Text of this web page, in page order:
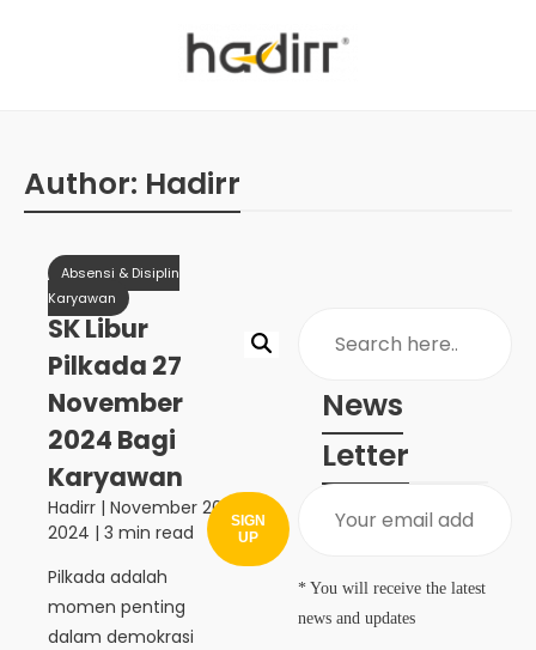
Author: Hadirr
Absensi & Disiplin
Karyawan
SK Libur
Pilkada 27
November
2024 Bagi
Karyawan
Hadirr | November 20,
2024 | 3 min read
Pilkada adalah
momen penting
dalam demokrasi
News
Letter
SIGN
UP
* You will receive the latest
news and updates